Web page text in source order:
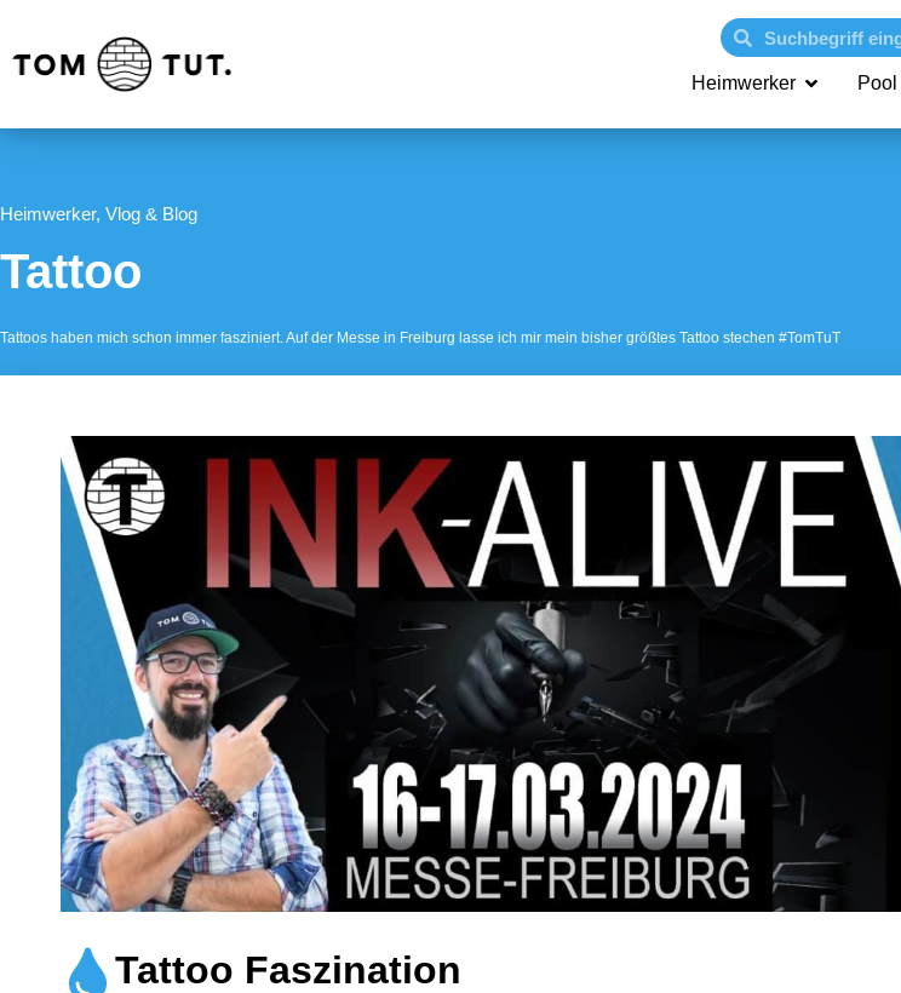
Heimwerker Pool
Heimwerker, Vlog & Blog
Tattoo
Tattoos haben mich schon immer fasziniert. Auf der Messe in Freiburg lasse ich mir mein bisher größtes Tattoo stechen #TomTuT
Tattoo Faszination